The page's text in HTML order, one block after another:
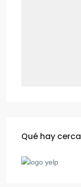
Qué hay cerca